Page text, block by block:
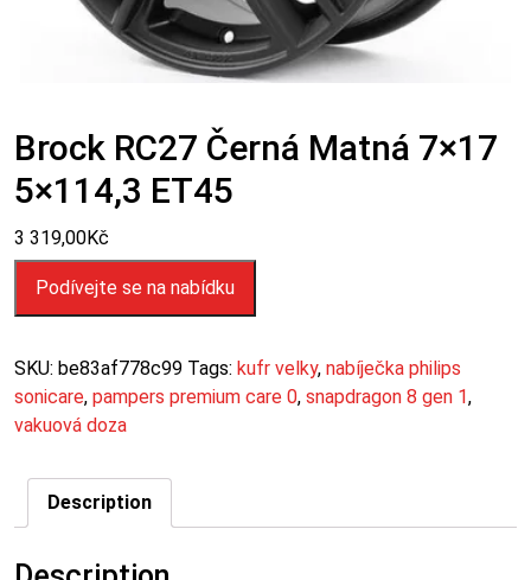
Brock RC27 Černá Matná 7×17
5×114,3 ET45
3 319,00Kč
Podívejte se na nabídku
SKU: be83af778c99 Tags: kufr velky, nabíječka philips
sonicare, pampers premium care 0, snapdragon 8 gen 1,
vakuová doza
Description